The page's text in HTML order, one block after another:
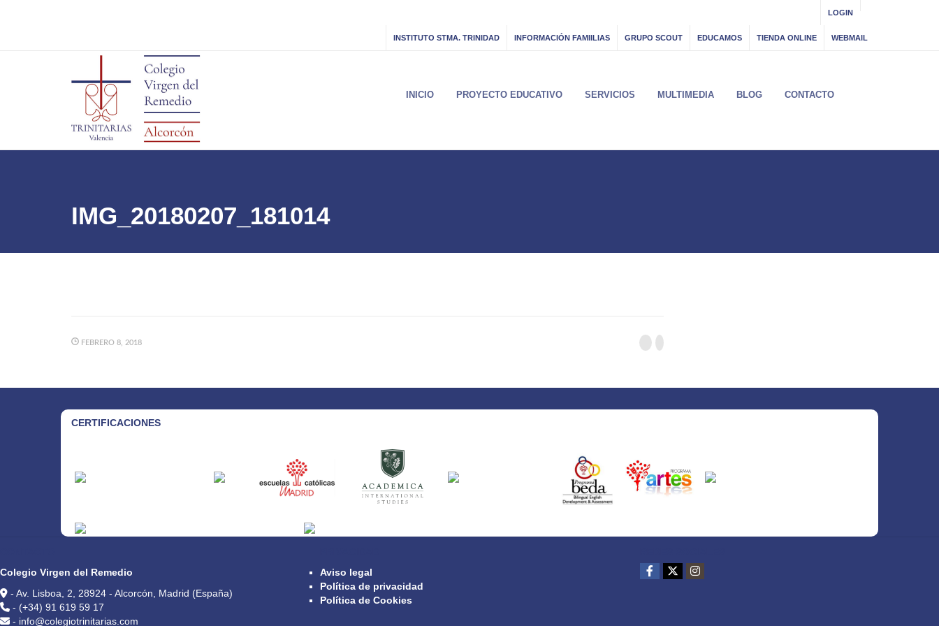
LOGIN
INSTITUTO STMA. TRINIDAD INFORMACIÓN FAMIILIAS GRUPO SCOUT EDUCAMOS TIENDA ONLINE WEBMAIL
INICIO PROYECTO EDUCATIVO SERVICIOS MULTIMEDIA BLOG CONTACTO
IMG_20180207_181014
FEBRERO 8, 2018
CERTIFICACIONES
Colegio Virgen del Remedio
- Av. Lisboa, 2, 28924 - Alcorcón, Madrid (España)
- (+34) 91 619 59 17
- info@colegiotrinitarias.com
Aviso legal
Política de privacidad
Política de Cookies